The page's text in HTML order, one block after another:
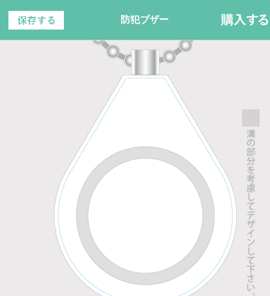
防犯ブザー